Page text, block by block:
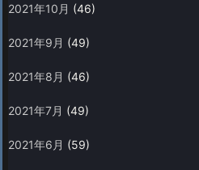
2021年10月 (46)
2021年9月 (49)
2021年8月 (46)
2021年7月 (49)
2021年6月 (59)